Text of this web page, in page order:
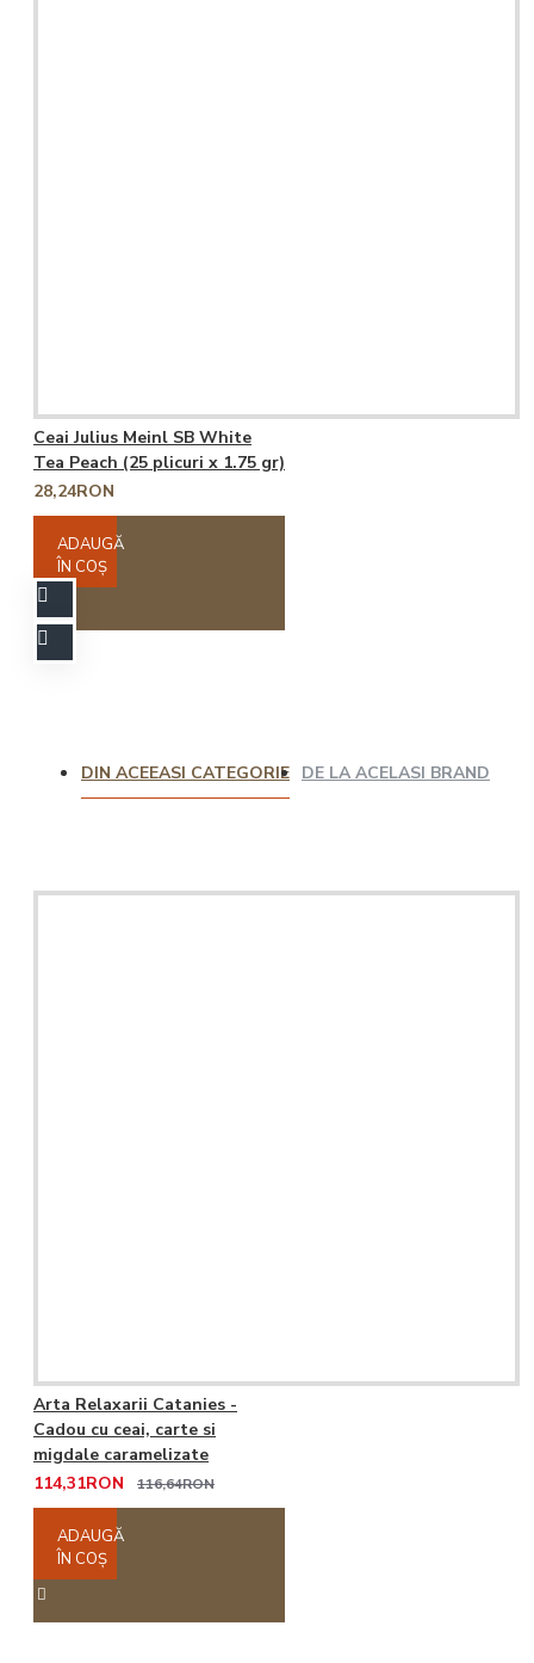
Ceai Julius Meinl SB White
Tea Peach (25 plicuri x 1.75 gr)
28,24RON
ADAUGĂ
ÎN COŞ
DIN ACEEASI CATEGORIE DE LA ACELASI BRAND
Arta Relaxarii Catanies -
Cadou cu ceai, carte si
migdale caramelizate
114,31RON
116,64RON
ADAUGĂ
ÎN COŞ